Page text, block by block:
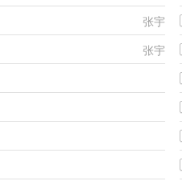
张宇
张宇